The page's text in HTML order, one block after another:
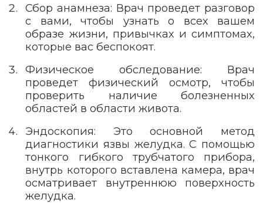
Сбор анамнеза: Врач проведет разговор
с вами, чтобы узнать о всех вашем
образе жизни, привычках и симптомах,
которые вас беспокоят.
Физическое обследование: Врач
проведет физический осмотр, чтобы
проверить наличие болезненных
областей в области живота.
Эндоскопия: Это основной метод
диагностики язвы желудка. С помощью
тонкого гибкого трубчатого прибора,
внутрь которого вставлена камера, врач
осматривает внутреннюю поверхность
желудка.